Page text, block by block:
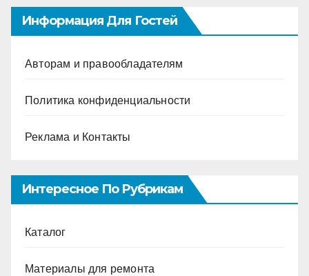
Информация Для Гостей
Авторам и правообладателям
Политика конфиденциальности
Реклама и Контакты
Интересное По Рубрикам
Каталог
Материалы для ремонта